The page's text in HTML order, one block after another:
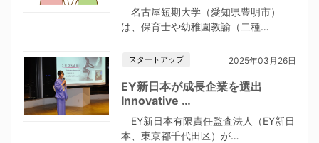
名古屋短期大学（愛知県豊明市）
は、保育士や幼稚園教諭（二種…
スタートアップ 2025年03月26日
EY新日本が成長企業を選出
Innovative …
EY新日本有限責任監査法人（EY新日
本、東京都千代田区）が…